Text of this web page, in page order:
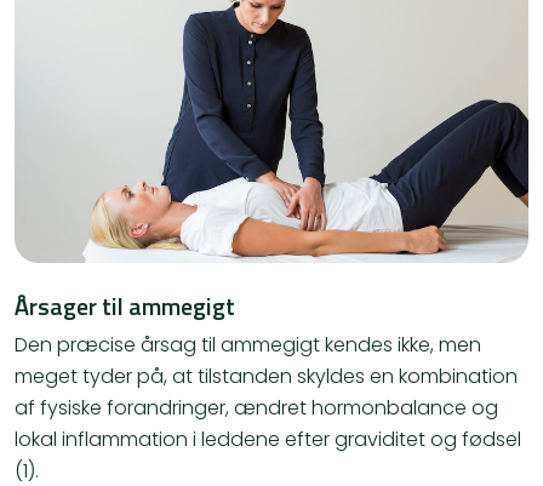
Årsager til ammegigt
Den præcise årsag til ammegigt kendes ikke, men
meget tyder på, at tilstanden skyldes en kombination
af fysiske forandringer, ændret hormonbalance og
lokal inflammation i leddene efter graviditet og fødsel
(1).